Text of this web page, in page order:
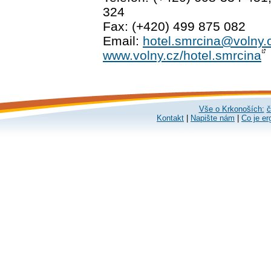
324
Fax: (+420) 499 875 082
Email:
www.volny.cz/hotel.smrcina
Vše o Krkonoších:
Kontakt
Napište nám Co je